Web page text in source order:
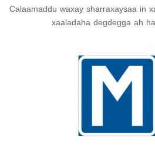
Calaamaddu waxay sharraxaysaa in
xaaladaha degdegga ah